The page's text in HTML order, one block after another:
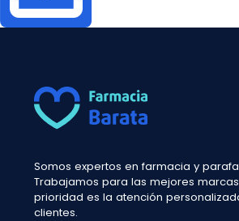
Somos expertos en farmacia y
Trabajamos para las mejores
prioridad es la atención
clientes.